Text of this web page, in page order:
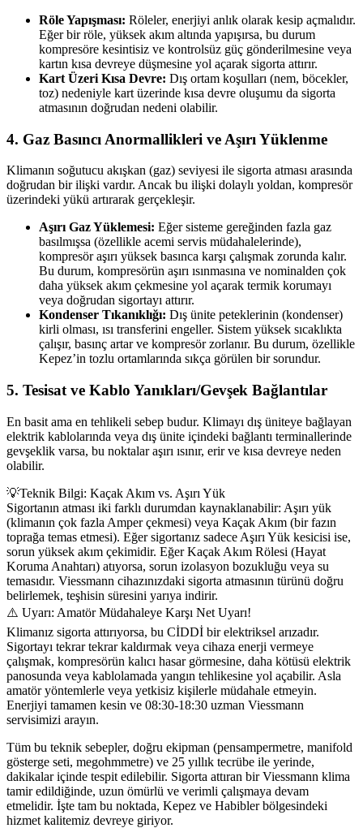
Röle Yapışması: Röleler, enerjiyi anlık olarak kesip açmalıdır.
Eğer bir röle, yüksek akım altında yapışırsa, bu durum
kompresöre kesintisiz ve kontrolsüz güç gönderilmesine veya
kartın kısa devreye düşmesine yol açarak sigorta attırır.
Kart Üzeri Kısa Devre: Dış ortam koşulları (nem, böcekler,
toz) nedeniyle kart üzerinde kısa devre oluşumu da sigorta
atmasının doğrudan nedeni olabilir.
4. Gaz Basıncı Anormallikleri ve Aşırı Yüklenme
Klimanın soğutucu akışkan (gaz) seviyesi ile sigorta atması arasında
doğrudan bir ilişki vardır. Ancak bu ilişki dolaylı yoldan, kompresör
üzerindeki yükü artırarak gerçekleşir.
Aşırı Gaz Yüklemesi: Eğer sisteme gereğinden fazla gaz
basılmışsa (özellikle acemi servis müdahalelerinde),
kompresör aşırı yüksek basınca karşı çalışmak zorunda kalır.
Bu durum, kompresörün aşırı ısınmasına ve nominalden çok
daha yüksek akım çekmesine yol açarak termik korumayı
veya doğrudan sigortayı attırır.
Kondenser Tıkanıklığı: Dış ünite peteklerinin (kondenser)
kirli olması, ısı transferini engeller. Sistem yüksek sıcaklıkta
çalışır, basınç artar ve kompresör zorlanır. Bu durum, özellikle
Kepez’in tozlu ortamlarında sıkça görülen bir sorundur.
5. Tesisat ve Kablo Yanıkları/Gevşek Bağlantılar
En basit ama en tehlikeli sebep budur. Klimayı dış üniteye bağlayan
elektrik kablolarında veya dış ünite içindeki bağlantı terminallerinde
gevşeklik varsa, bu noktalar aşırı ısınır, erir ve kısa devreye neden
olabilir.
💡Teknik Bilgi: Kaçak Akım vs. Aşırı Yük
Sigortanın atması iki farklı durumdan kaynaklanabilir: Aşırı yük
(klimanın çok fazla Amper çekmesi) veya Kaçak Akım (bir fazın
toprağa temas etmesi). Eğer sigortanız sadece Aşırı Yük kesicisi ise,
sorun yüksek akım çekimidir. Eğer Kaçak Akım Rölesi (Hayat
Koruma Anahtarı) atıyorsa, sorun izolasyon bozukluğu veya su
temasıdır. Viessmann cihazınızdaki sigorta atmasının türünü doğru
belirlemek, teşhisin süresini yarıya indirir.
⚠️ Uyarı: Amatör Müdahaleye Karşı Net Uyarı!
Klimanız sigorta attırıyorsa, bu CİDDİ bir elektriksel arızadır.
Sigortayı tekrar tekrar kaldırmak veya cihaza enerji vermeye
çalışmak, kompresörün kalıcı hasar görmesine, daha kötüsü elektrik
panosunda veya kablolamada yangın tehlikesine yol açabilir. Asla
amatör yöntemlerle veya yetkisiz kişilerle müdahale etmeyin.
Enerjiyi tamamen kesin ve 08:30-18:30 uzman Viessmann
servisimizi arayın.
Tüm bu teknik sebepler, doğru ekipman (pensampermetre, manifold
gösterge seti, megohmmetre) ve 25 yıllık tecrübe ile yerinde,
dakikalar içinde tespit edilebilir. Sigorta attıran bir Viessmann klima
tamir edildiğinde, uzun ömürlü ve verimli çalışmaya devam
etmelidir. İşte tam bu noktada, Kepez ve Habibler bölgesindeki
hizmet kalitemiz devreye giriyor.